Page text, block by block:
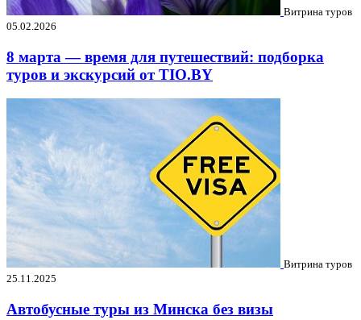
Витрина туров
05.02.2026
8 марта — время для путешествий: подборка
туров и экскурсий от TIO.BY
Витрина туров
25.11.2025
Автобусные туры из Минска без визы